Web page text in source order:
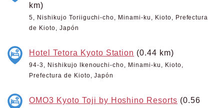
km)
5, Nishikujo Toriiguchi-cho, Minami-ku, Kioto, Prefectura
de Kioto, Japón
Hotel Tetora Kyoto Station (0.44 km)
94-3, Nishikujo Ikenouchi-cho, Minami-ku, Kioto,
Prefectura de Kioto, Japón
OMO3 Kyoto Toji by Hoshino Resorts (0.56